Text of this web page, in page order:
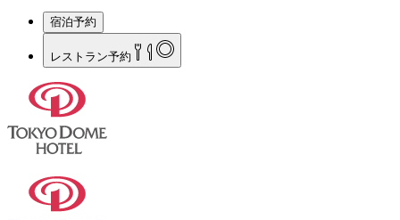
宿泊予約
レストラン予約